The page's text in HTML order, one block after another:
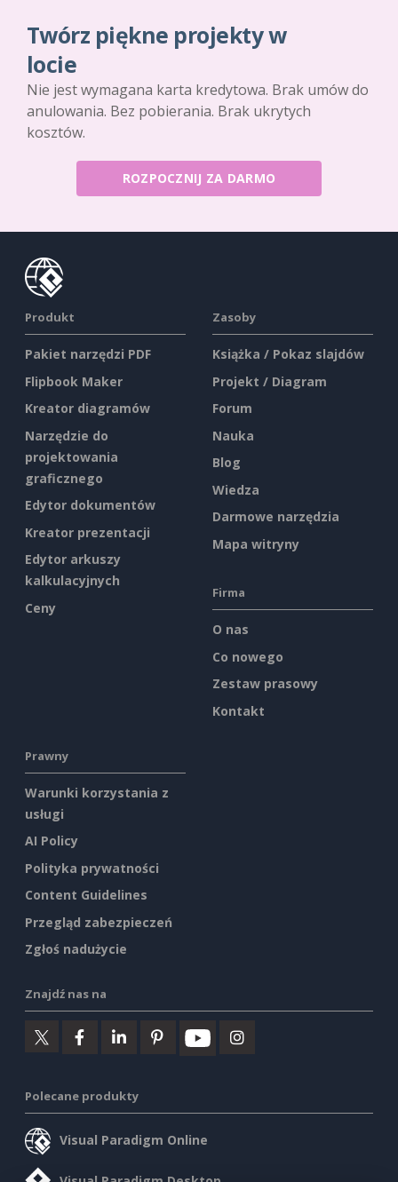
Twórz piękne projekty w
locie
Nie jest wymagana karta kredytowa. Brak umów do
anulowania. Bez pobierania. Brak ukrytych
kosztów.
ROZPOCZNIJ ZA DARMO
Produkt
Pakiet narzędzi PDF
Flipbook Maker
Kreator diagramów
Narzędzie do
projektowania
graficznego
Edytor dokumentów
Kreator prezentacji
Edytor arkuszy
kalkulacyjnych
Ceny
Zasoby
Książka / Pokaz slajdów
Projekt / Diagram
Forum
Nauka
Blog
Wiedza
Darmowe narzędzia
Mapa witryny
Firma
O nas
Co nowego
Zestaw prasowy
Kontakt
Prawny
Warunki korzystania z
usługi
AI Policy
Polityka prywatności
Content Guidelines
Przegląd zabezpieczeń
Zgłoś nadużycie
Znajdź nas na
Polecane produkty
Visual Paradigm Online